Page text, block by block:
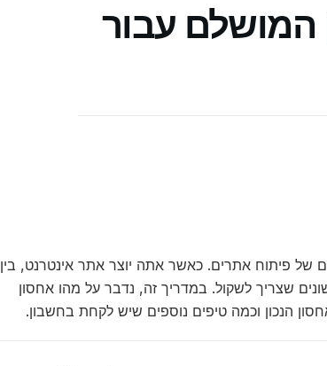
המושלם עבור
פיתוח אתרים. כאשר אתה יוצר אתר אינטרנט, בין
שצריך לשקול. במדריך זה, נדבר על מהו אחסון
הנכון וכמה טיפים נוספים שיש לקחת בחשבון.